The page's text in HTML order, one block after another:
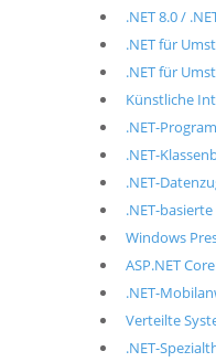
.NET 8.0 /
.NET für
.NET für
Künstliche
.NET-
.NET-
.NET-
.NET-
Windows
ASP.NET
.NET-
Verteilte
.NET-